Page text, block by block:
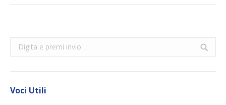
Search:
Voci Utili